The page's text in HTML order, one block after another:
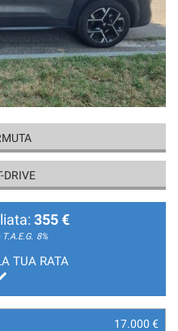
DRIVE
355 €
8%
TUA RATA
17.000 €